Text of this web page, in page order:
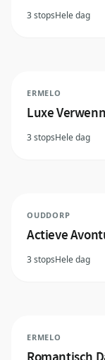
3 stopsHele dag
ERMELO
Luxe
3 stopsHele dag
OUDDORP
Actieve
3 stopsHele dag
ERMELO